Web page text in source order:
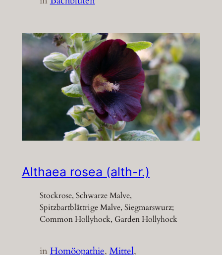
Althaea rosea (alth-r.)
Stockrose, Schwarze Malve,
Spitzbartblättrige Malve, Siegmarswurz;
Common Hollyhock, Garden Hollyhock
inHomöopathie, Mittel